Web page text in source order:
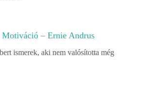
– Ernie Andrus
ismerek, aki nem valósította még